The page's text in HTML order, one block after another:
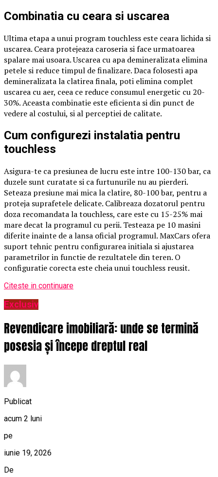
Combinatia cu ceara si uscarea
Ultima etapa a unui program touchless este ceara lichida si
uscarea. Ceara protejeaza caroseria si face urmatoarea
spalare mai usoara. Uscarea cu apa demineralizata elimina
petele si reduce timpul de finalizare. Daca folosesti apa
demineralizata la clatirea finala, poti elimina complet
uscarea cu aer, ceea ce reduce consumul energetic cu 20-
30%. Aceasta combinatie este eficienta si din punct de
vedere al costului, si al perceptiei de calitate.
Cum configurezi instalatia pentru
touchless
Asigura-te ca presiunea de lucru este intre 100-130 bar, ca
duzele sunt curatate si ca furtunurile nu au pierderi.
Seteaza presiune mai mica la clatire, 80-100 bar, pentru a
proteja suprafetele delicate. Calibreaza dozatorul pentru
doza recomandata la touchless, care este cu 15-25% mai
mare decat la programul cu perii. Testeaza pe 10 masini
diferite inainte de a lansa oficial programul. MaxCars ofera
suport tehnic pentru configurarea initiala si ajustarea
parametrilor in functie de rezultatele din teren. O
configuratie corecta este cheia unui touchless reusit.
Citeste in continuare
Exclusiv
Revendicare imobiliară: unde se termină
posesia și începe dreptul real
Publicat
acum 2 luni
pe
iunie 19, 2026
De